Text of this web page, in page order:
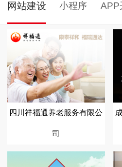
网站建设 小程序 APP
四川祥福通养老服务有限公
司